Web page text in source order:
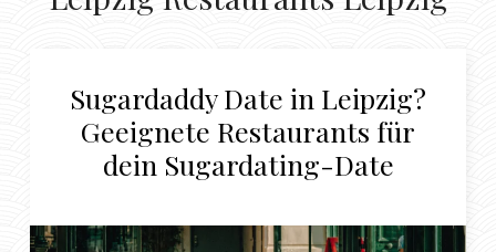
Sugardaddy Date in Leipzig?
Geeignete Restaurants für
dein Sugardating-Date